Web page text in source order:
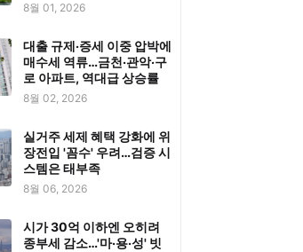
8월 01, 2026
대출 규제·증세 이중 압박에
매수세 역류…금천·관악·구
로 아파트, 역대급 상승률
8월 02, 2026
실거주 세제 혜택 강화에 위
장전입 '꼼수' 우려…검증 시
스템은 태부족
8월 06, 2026
시가 30억 이하엔 오히려
종부세 감소…'마·용·성' 빗